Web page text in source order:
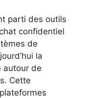
parti des outils
confidentiel
de
la
autour de
Cette